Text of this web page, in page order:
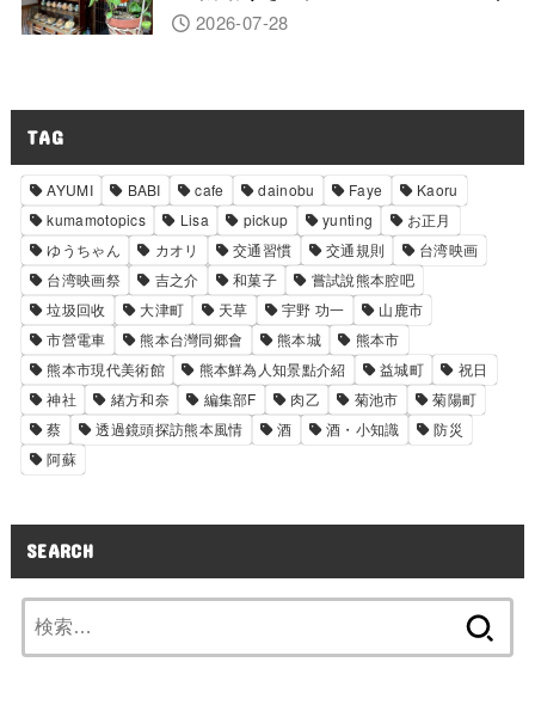
2026-07-28
TAG
AYUMI BABI cafe dainobu Faye
Kaoru
kumamotopics
Lisa pickup yunting
お正月
ゆうちゃん
カオリ 交通習慣 交通規則
台湾映画
台湾映画祭
吉之介 和菓子
嘗試說熊本腔吧
垃圾回收
大津町 天草 宇野 功一
山鹿市
市營電車
熊本台灣同郷會 熊本城
熊本市
熊本市現代美術館
熊本鮮為人知景點介紹 益城町
祝日
神社
緒方和奈 編集部F 肉乙 菊池市
菊陽町
蔡
透過鏡頭探訪熊本風情 酒 酒・小知識
防災
阿蘇
SEARCH
索: